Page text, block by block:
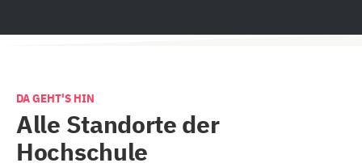
DA GEHT'S HIN
Alle Standorte der
Hochschule